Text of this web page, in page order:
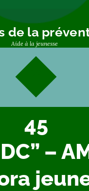
de la
Aide à la jeunesse
45
–